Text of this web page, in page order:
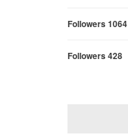
Followers 1064
Followers 428